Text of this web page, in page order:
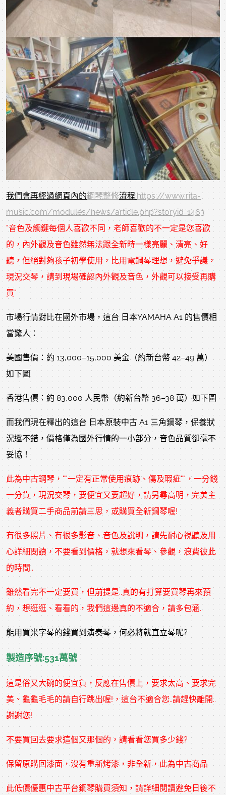
我們會再經過網頁內的鋼琴整修流程:https://www.rita-
music.com/modules/news/article.php?storyid=1463
"音色及觸鍵每個人喜歡不同，老師喜歡的不一定是您喜歡
的，內外觀及音色雖然無法跟全新時一樣亮麗、清亮、好
聽，但絕對夠孩子初學使用，比用電鋼琴理想，避免爭議，
現況交琴，請到現場確認內外觀及音色，外觀可以接受再購
買"
市場行情對比在國外市場，這台 日本YAMAHA A1 的售價相
當驚人：
美國售價：約 13,000–15,000 美金（約新台幣 42–49 萬）
如下圖
香港售價：約 83,000 人民幣（約新台幣 36–38 萬）如下圖
而我們現在釋出的這台 日本原裝中古 A1 三角鋼琴，保養狀
況還不錯，價格僅為國外行情的一小部分，音色品質卻毫不
妥協！
此為中古鋼琴 ，""一定有正常使用痕跡、傷及瑕疵""，一分錢
一分貨，現況交琴，要便宜又要超好，請另尋高明，完美主
義者購買二手商品前請三思，或購買全新鋼琴喔!
有很多照片、有很多影音、音色及說明，請先耐心視聽及用
心詳細閱讀，不要看到價格，就想來看琴、參觀，浪費彼此
的時間..
雖然看完不一定要買，但前提是..真的有打算要買琴再來預
約，想逛逛、看看的，我們這邊真的不適合，請多包涵..
能用買米字琴的錢買到演奏琴，何必將就直立琴呢?
製造序號:531萬號
這是俗又大碗的便宜貨，反應在售價上，要求太高、要求完
美、龜龜毛毛的請自行跳出喔!，這台不適合您..請趕快離開..
謝謝您!
不要買回去要求這個又那個的，請看看您買多少錢?
保留原購回漆面，沒有重新烤漆，非全新，此為中古商品
此低價優惠中古平台鋼琴購買須知，請詳細閱讀避免日後不